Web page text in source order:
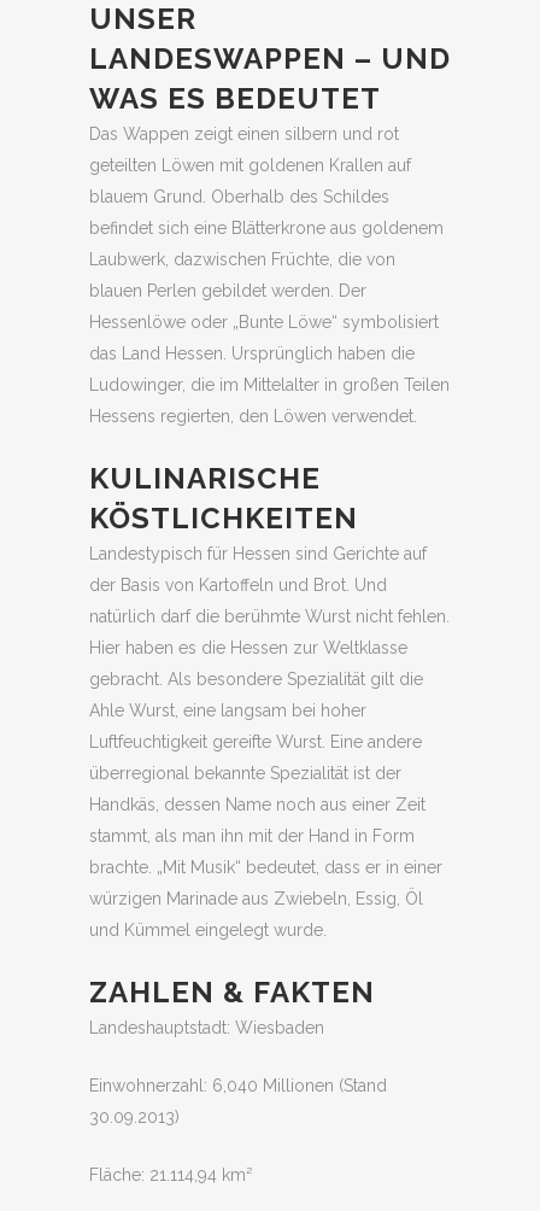
UNSER
LANDESWAPPEN – UND
WAS ES BEDEUTET
Das Wappen zeigt einen silbern und rot
geteilten Löwen mit goldenen Krallen auf
blauem Grund. Oberhalb des Schildes
befindet sich eine Blätterkrone aus goldenem
Laubwerk, dazwischen Früchte, die von
blauen Perlen gebildet werden. Der
Hessenlöwe oder „Bunte Löwe“ symbolisiert
das Land Hessen. Ursprünglich haben die
Ludowinger, die im Mittelalter in großen Teilen
Hessens regierten, den Löwen verwendet.
KULINARISCHE
KÖSTLICHKEITEN
Landestypisch für Hessen sind Gerichte auf
der Basis von Kartoffeln und Brot. Und
natürlich darf die berühmte Wurst nicht fehlen.
Hier haben es die Hessen zur Weltklasse
gebracht. Als besondere Spezialität gilt die
Ahle Wurst, eine langsam bei hoher
Luftfeuchtigkeit gereifte Wurst. Eine andere
überregional bekannte Spezialität ist der
Handkäs, dessen Name noch aus einer Zeit
stammt, als man ihn mit der Hand in Form
brachte. „Mit Musik“ bedeutet, dass er in einer
würzigen Marinade aus Zwiebeln, Essig, Öl
und Kümmel eingelegt wurde.
ZAHLEN & FAKTEN
Landeshauptstadt: Wiesbaden
Einwohnerzahl: 6,040 Millionen (Stand
30.09.2013)
Fläche: 21.114,94 km²